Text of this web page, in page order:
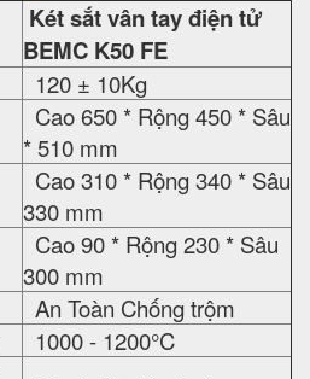
Két sắt vân tay điện tử
BEMC K50 FE
120 ± 10Kg
Cao 650 * Rộng 450 * Sâu
* 510 mm
Cao 310 * Rộng 340 * Sâu
330 mm
Cao 90 * Rộng 230 * Sâu
300 mm
An Toàn Chống trộm
1000 - 1200°C